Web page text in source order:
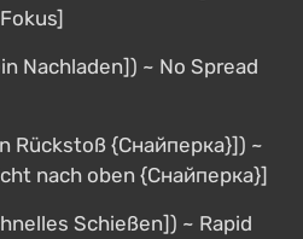
Nachladen]) ~ No Spread
Rückstoß {Снайперка}]) ~
nach oben {Cнайперка}]
Schießen]) ~ Rapid